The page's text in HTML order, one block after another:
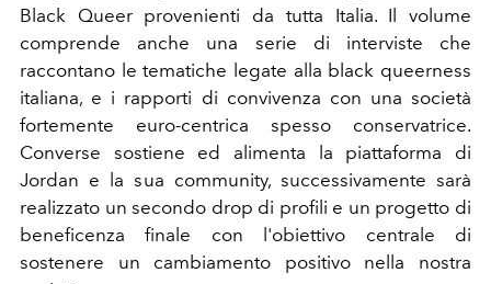
Black Queer provenienti da tutta Italia. Il volume
comprende anche una serie di interviste che
raccontano le tematiche legate alla black queerness
italiana, e i rapporti di convivenza con una società
fortemente euro-centrica spesso conservatrice.
Converse sostiene ed alimenta la piattaforma di
Jordan e la sua community, successivamente sarà
realizzato un secondo drop di profili e un progetto di
beneficenza finale con l'obiettivo centrale di
sostenere un cambiamento positivo nella nostra